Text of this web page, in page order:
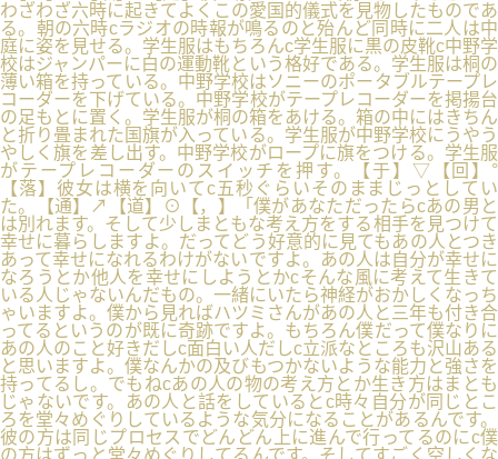
わざわざ六時に起きてよくこの愛国的儀式を見物したものであ
る。朝の六時cラジオの時報が鳴るのと殆んど同時に二人は中
庭に姿を見せる。学生服はもちろんc学生服に黒の皮靴c中野学
校はジャンパーに白の運動靴という格好である。学生服は桐の
薄い箱を持っている。中野学校はソニーのポータブルテープレ
コーダーを下げている。中野学校がテープレコーダーを掲揚台
の足もとに置く。学生服が桐の箱をあける。箱の中にはきちん
と折り畳まれた国旗が入っている。学生服が中野学校にうやう
やしく旗を差し出す。中野学校がロープに旗をつける。学生服
がテープレコーダーのスイッチを押す。【于】▽【回】°
【落】彼女は横を向いてc五秒ぐらいそのままじっとしてい
た。【通】↗【道】⊙【，】「僕があなただったらcあの男と
は別れます。そして少しまともな考え方をする相手を見つけて
幸せに暮らしますよ。だってどう好意的に見てもあの人とつき
あって幸せになれるわけがないですよ。あの人は自分が幸せに
なろうとか他人を幸せにしようとかcそんな風に考えて生きて
いる人じゃないんだもの。一緒にいたら神経がおかしくなっち
ゃいますよ。僕から見ればハツミさんがあの人と三年も付き合
ってるというのが既に奇跡ですよ。もちろん僕だって僕なりに
あの人のこと好きだしc面白い人だしc立派なところも沢山ある
と思いますよ。僕なんかの及びもつかないような能力と強さを
持ってるし。でもねcあの人の物の考え方とか生き方はまとも
じゃないです。あの人と話をしているとc時々自分が同じとこ
ろを堂々めぐりしているような気分になることがあるんです。
彼の方は同じプロセスでどんどん上に進んで行ってるのにc僕
の方はずっと堂々めぐりしてるんです。そしてすごく空しくな